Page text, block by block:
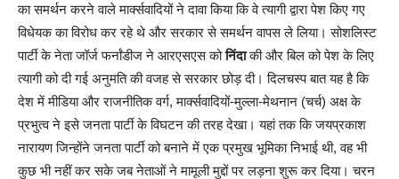
का समर्थन करने वाले मार्क्सवादियों ने दावा किया कि वे त्यागी द्वारा पेश किए गए
विधेयक का विरोध कर रहे थे और सरकार से समर्थन वापस ले लिया। सोशलिस्ट
पार्टी के नेता जॉर्ज फर्नांडीज ने आरएसएस कोनिंदाकी और बिल को पेश के लिए
त्यागी को दी गई अनुमति की वजह से सरकार छोड़ दी। दिलचस्प बात यह है कि
देश में मीडिया और राजनीतिक वर्ग, मार्क्सवादियों-मुल्ला-मेथनान (चर्च) अक्ष के
प्रभुत्व ने इसे जनता पार्टी के विघटन की तरह देखा। यहां तक कि जयप्रकाश
नारायण जिन्होंने जनता पार्टी को बनाने में एक प्रमुख भूमिका निभाई थी, वह भी
कुछ भी नहीं कर सके जब नेताओं ने मामूली मुद्दों पर लड़ना शुरू कर दिया। चरन